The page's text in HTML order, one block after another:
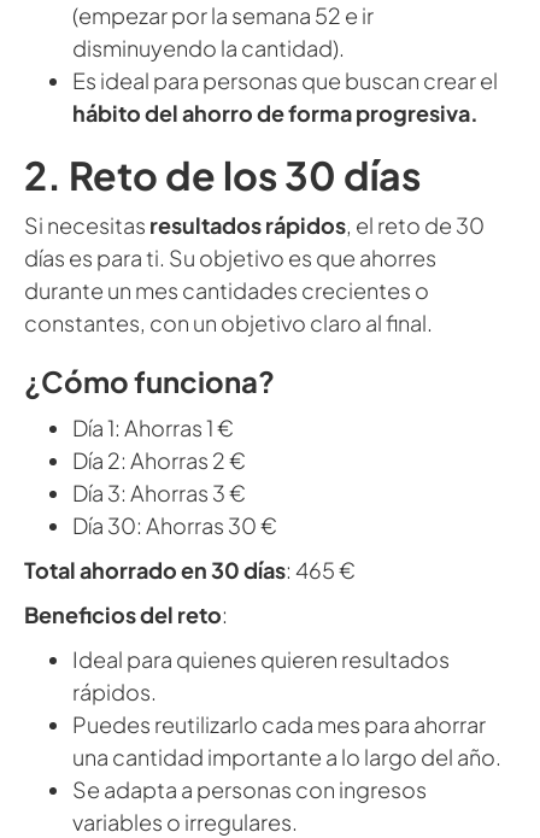
(empezar por la semana 52 e ir
disminuyendo la cantidad).
Es ideal para personas que buscan crear el
hábito del ahorro de forma progresiva.
2. Reto de los 30 días
Si necesitas resultados rápidos, el reto de 30
días es para ti. Su objetivo es que ahorres
durante un mes cantidades crecientes o
constantes, con un objetivo claro al final.
¿Cómo funciona?
Día 1: Ahorras 1 €
Día 2: Ahorras 2 €
Día 3: Ahorras 3 €
Día 30: Ahorras 30 €
Total ahorrado en 30 días: 465 €
Beneficios del reto:
Ideal para quienes quieren resultados
rápidos.
Puedes reutilizarlo cada mes para ahorrar
una cantidad importante a lo largo del año.
Se adapta a personas con ingresos
variables o irregulares.